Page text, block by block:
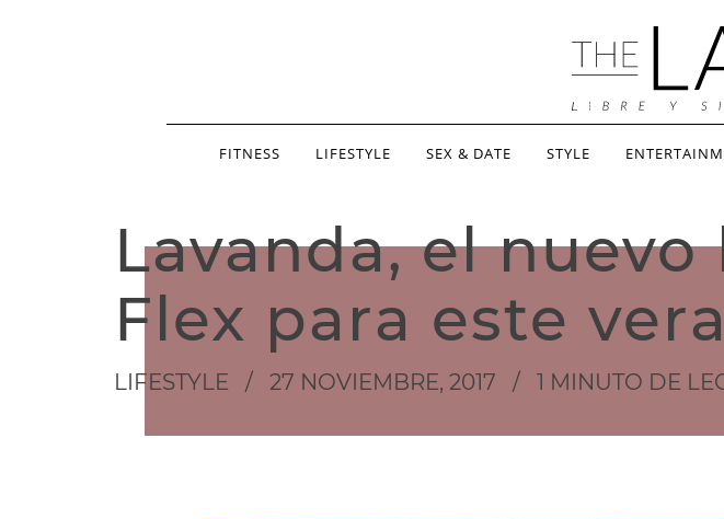
FITNESS LIFESTYLE SEX & DATE STYLE
Lavanda, el
Flex para este
LIFESTYLE / 27 NOVIEMBRE, 2017 / 1 MINUTO DE